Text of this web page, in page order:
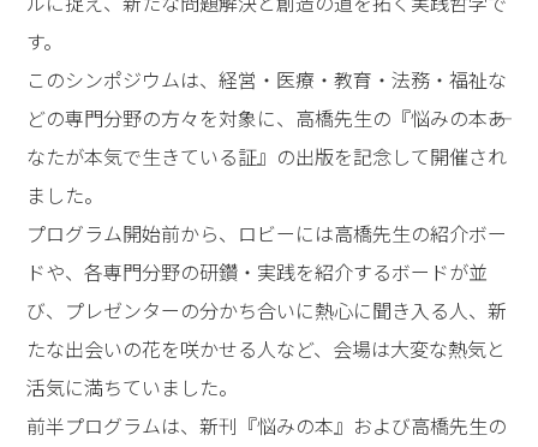
す。
このシンポジウムは、経営・医療・教育・法務・福祉な
どの専門分野の方々を対象に、高橋先生の『悩みの本――あ
なたが本気で生きている証』の出版を記念して開催され
ました。
プログラム開始前から、ロビーには高橋先生の紹介ボー
ドや、各専門分野の研鑽・実践を紹介するボードが並
び、プレゼンターの分かち合いに熱心に聞き入る人、新
たな出会いの花を咲かせる人など、会場は大変な熱気と
活気に満ちていました。
前半プログラムは、新刊『悩みの本』および高橋先生の